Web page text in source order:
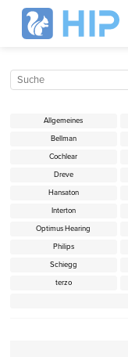
Allgemeines
Bellman
Cochlear
Dreve
Hansaton
Interton
Optimus Hearing
Philips
Schiegg
terzo